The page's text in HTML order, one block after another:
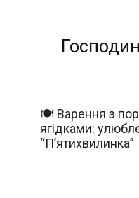
🍽️ Варення з
ягідками:
“П’ятихвилинка”